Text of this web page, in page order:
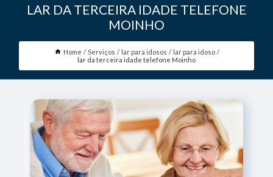
LAR DA TERCEIRA IDADE TELEFONE
MOINHO
Home Serviços lar para idosos
lar para idoso
lar da terceira idade telefone Moinho